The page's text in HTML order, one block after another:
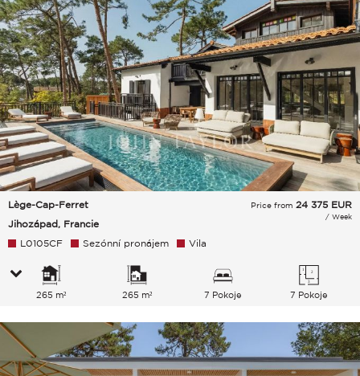
Lège-Cap-Ferret
Jihozápad, Francie
Price from 24 375 EUR
/ Week
L0105CF Sezónní pronájem Vila
265 m² 265 m² 7 Pokoje 7 Pokoje